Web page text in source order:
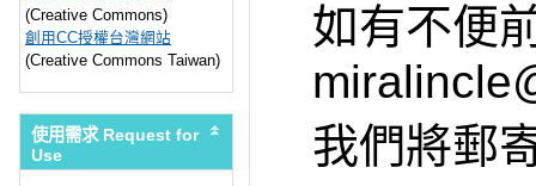
(Creative Commons)
創用CC授權台灣網站
(Creative Commons Taiwan)
使用需求 Request for
Use
如有不便
我們將郵